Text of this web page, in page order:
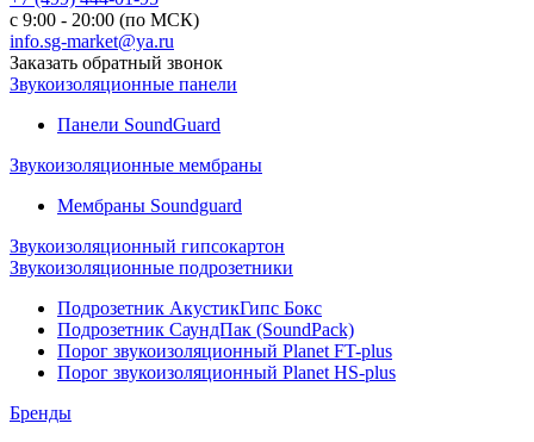
с 9:00 - 20:00 (по МСК)
info.sg-market@ya.ru
Заказать обратный звонок
Звукоизоляционные панели
Панели SoundGuard
Звукоизоляционные мембраны
Мембраны Soundguard
Звукоизоляционный гипсокартон
Звукоизоляционные подрозетники
Подрозетник АкустикГипс Бокс
Подрозетник СаундПак (SoundPack)
Порог звукоизоляционный Planet FT-plus
Порог звукоизоляционный Planet HS-plus
Бренды